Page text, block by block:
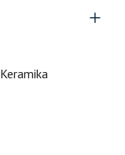
Keramika